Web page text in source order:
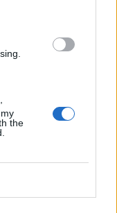
the
- Area Due
di Cia Puglia - Area